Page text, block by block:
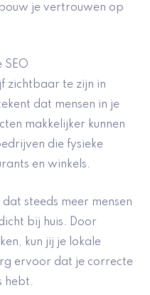
je vertrouwen op
SEO
zichtbaar te zijn in
dat mensen in je
makkelijker kunnen
die fysieke
en winkels.
steeds meer mensen
bij huis. Door
kun jij je lokale
ervoor dat je correcte
hebt.